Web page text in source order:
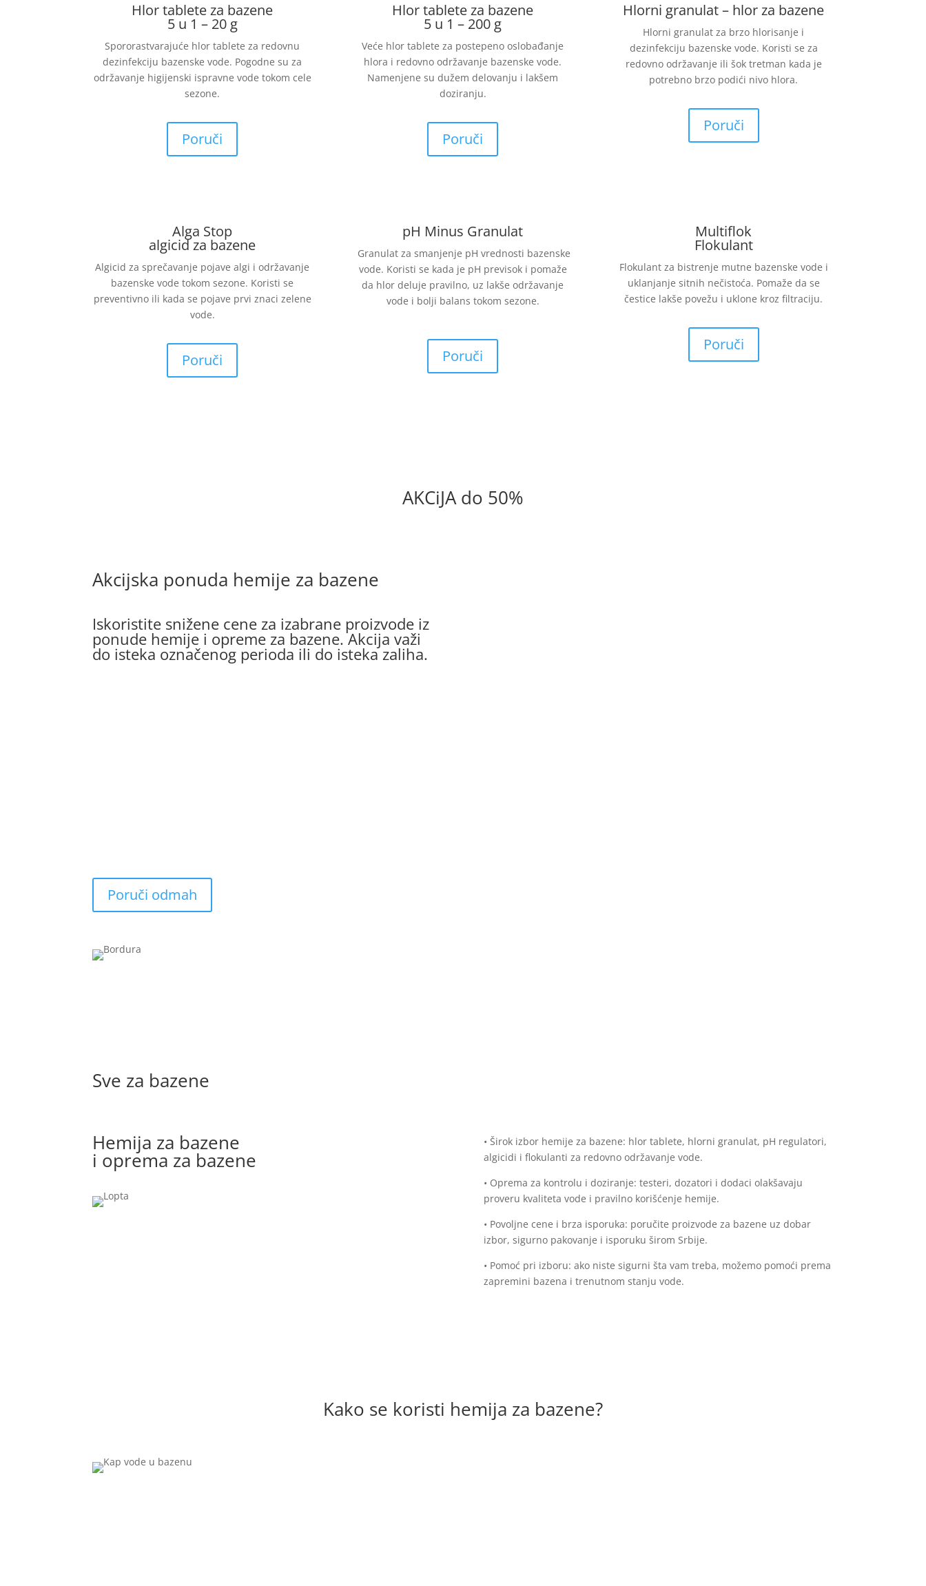
Hlor tablete za bazene
5 u 1 – 20 g
Spororastvarajuće hlor tablete za redovnu
dezinfekciju bazenske vode. Pogodne su za
održavanje higijenski ispravne vode tokom cele
sezone.
Poruči
Hlor tablete za bazene
5 u 1 – 200 g
Veće hlor tablete za postepeno oslobađanje
hlora i redovno održavanje bazenske vode.
Namenjene su dužem delovanju i lakšem
doziranju.
Poruči
Hlorni granulat – hlor za bazene
Hlorni granulat za brzo hlorisanje i
dezinfekciju bazenske vode. Koristi se za
redovno održavanje ili šok tretman kada je
potrebno brzo podići nivo hlora.
Poruči
Alga Stop
algicid za bazene
Algicid za sprečavanje pojave algi i održavanje
bazenske vode tokom sezone. Koristi se
preventivno ili kada se pojave prvi znaci zelene
vode.
Poruči
pH Minus Granulat
Granulat za smanjenje pH vrednosti bazenske
vode. Koristi se kada je pH previsok i pomaže
da hlor deluje pravilno, uz lakše održavanje
vode i bolji balans tokom sezone.
Poruči
Multiflok
Flokulant
Flokulant za bistrenje mutne bazenske vode i
uklanjanje sitnih nečistoća. Pomaže da se
čestice lakše povežu i uklone kroz filtraciju.
Poruči
AKCiJA do 50%
Akcijska ponuda hemije za bazene
Iskoristite snižene cene za izabrane proizvode iz
ponude hemije i opreme za bazene. Akcija važi
do isteka označenog perioda ili do isteka zaliha.
Poruči odmah
Sve za bazene
Hemija za bazene
i oprema za bazene
• Širok izbor hemije za bazene: hlor tablete, hlorni granulat, pH regulatori,
algicidi i flokulanti za redovno održavanje vode.
• Oprema za kontrolu i doziranje: testeri, dozatori i dodaci olakšavaju
proveru kvaliteta vode i pravilno korišćenje hemije.
• Povoljne cene i brza isporuka: poručite proizvode za bazene uz dobar
izbor, sigurno pakovanje i isporuku širom Srbije.
• Pomoć pri izboru: ako niste sigurni šta vam treba, možemo pomoći prema
zapremini bazena i trenutnom stanju vode.
Kako se koristi hemija za bazene?